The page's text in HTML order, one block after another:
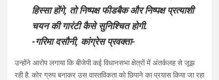
हिस्सा होंगे, तो निष्पक्ष फीडबैक और निष्पक्ष प्रत्याशी
चयन की गारंटी कैसे सुनिश्चित होगी.
-गरिमा दसौनी, कांग्रेस प्रवक्ता-
उन्होंने आरोप लगाया कि बीजेपी कई विधानसभा क्षेत्रों में अंतर्कलह से जूझ
रही है. कोर ग्रुप बनाकर उस वास्तविकता को छिपाने का प्रयास किया जा रहा